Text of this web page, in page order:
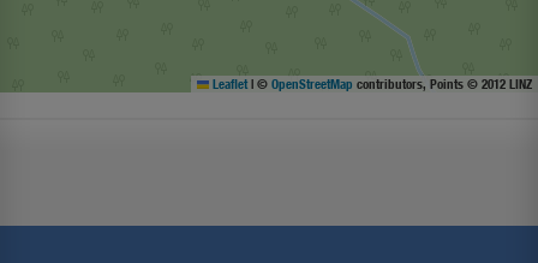
Leaflet | © OpenStreetMap contributors, Points © 2012 LINZ